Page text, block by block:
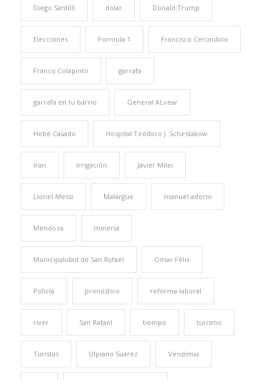
Diego Santilli dolar Donald Trump
Elecciones Formula 1 Francisco Cerúndolo
Franco Colapinto garrafa
garrafa en tu barrio General ALvear
Hebe Casado Hospital Teodoro J. Schestakow
Iran Irrigación Javier Milei
Lionel Messi Malargüe manuel adorni
Mendoza minería
Municipalidad de San Rafael Omar Félix
Policía pronóstico reforma laboral
river San Rafael tiempo turismo
Turistas Ulpiano Suarez Vendimia